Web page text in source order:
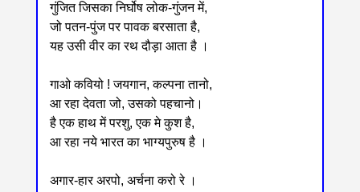
गुंजित जिसका निर्घोष लोक-गुंजन में,
जो पतन-पुंज पर पावक बरसाता है,
यह उसी वीर का रथ दौड़ा आता है ।
गाओ कवियो ! जयगान, कल्पना तानो,
आ रहा देवता जो, उसको पहचानो।
है एक हाथ में परशु, एक मे कुश है,
आ रहा नये भारत का भाग्यपुरुष है ।
अगार-हार अरपो, अर्चना करो रे ।